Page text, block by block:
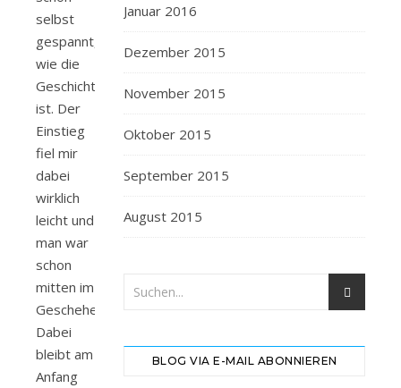
selbst
gespannt,
wie die
Geschichte
ist. Der
Einstieg
fiel mir
dabei
wirklich
leicht und
man war
schon
mitten im
Geschehen.
Dabei
bleibt am
Anfang
Januar 2016
Dezember 2015
November 2015
Oktober 2015
September 2015
August 2015
BLOG VIA E-MAIL ABONNIEREN